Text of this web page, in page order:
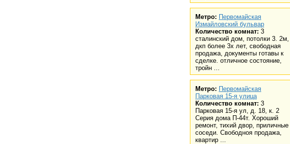
Метро: Первомайская
Измайловский бульвар
Количество комнат: 3
сталинский дом, потолки 3. 2м,
дкп более 3х лет, свободная
продажа, документы готавы к
сделке. отличное состояние,
тройн ...
Метро: Первомайская
Парковая 15-я улица
Количество комнат: 3
Парковая 15-я ул, д. 18, к. 2
Серия дома П-44т. Хороший
ремонт, тихий двор, приличные
соседи. Свободноя продажа,
квартир ...